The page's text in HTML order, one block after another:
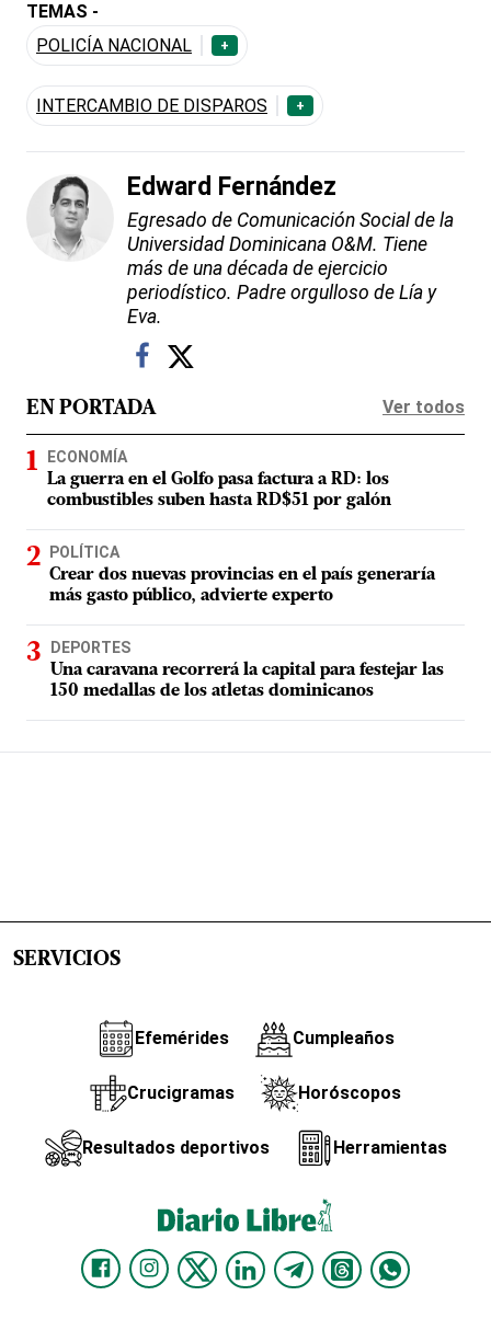
TEMAS -
POLICÍA NACIONAL
+
INTERCAMBIO DE DISPAROS +
Edward Fernández
Egresado de Comunicación Social de la
Universidad Dominicana O&M. Tiene
más de una década de ejercicio
periodístico. Padre orgulloso de Lía y
Eva.
EN PORTADA Ver todos
ECONOMÍA
La guerra en el Golfo pasa factura a RD: los
combustibles suben hasta RD$51 por galón
POLÍTICA
Crear dos nuevas provincias en el país generaría
más gasto público, advierte experto
DEPORTES
Una caravana recorrerá la capital para festejar las
150 medallas de los atletas dominicanos
SERVICIOS
Efemérides Cumpleaños
Crucigramas Horóscopos
Resultados deportivos Herramientas